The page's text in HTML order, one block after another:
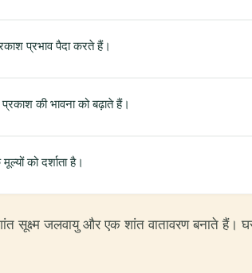
प्रभाव पैदा करते हैं।
की भावना को बढ़ाते हैं।
को दर्शाता है।
जलवायु और एक शांत वातावरण बनाते हैं।